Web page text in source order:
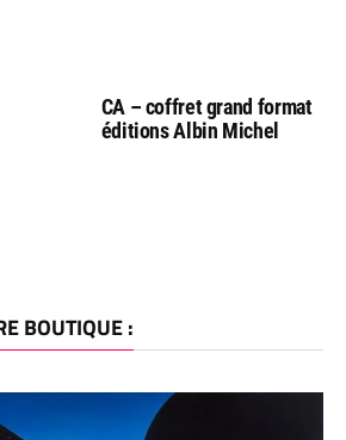
CA – coffret grand format
éditions Albin Michel
BOUTIQUE :